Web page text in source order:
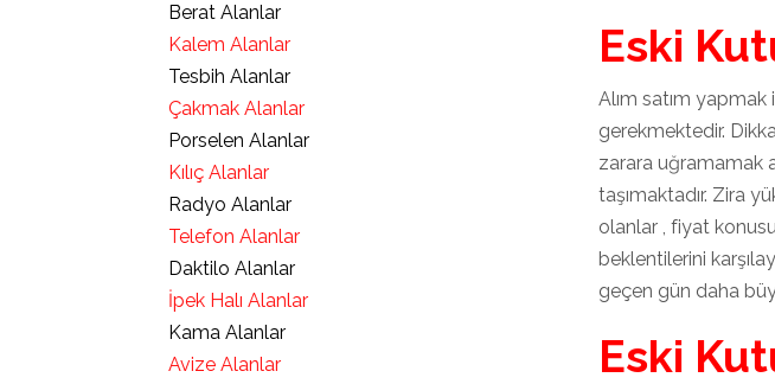
Eski
Alım satım
gerekmektedir.
zarara uğramamak
taşımaktadır. Zira
olanlar , fiyat
beklentilerini
geçen gün daha
Eski
Berat Alanlar
Kalem Alanlar
Tesbih Alanlar
Çakmak Alanlar
Porselen Alanlar
Kılıç Alanlar
Radyo Alanlar
Telefon Alanlar
Daktilo Alanlar
İpek Halı Alanlar
Kama Alanlar
Avize Alanlar